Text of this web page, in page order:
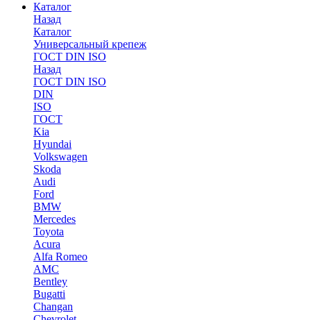
Каталог
Назад
Каталог
Универсальный крепеж
ГОСТ DIN ISO
Назад
ГОСТ DIN ISO
DIN
ISO
ГОСТ
Kia
Hyundai
Volkswagen
Skoda
Audi
Ford
BMW
Mercedes
Toyota
Acura
Alfa Romeo
AMC
Bentley
Bugatti
Changan